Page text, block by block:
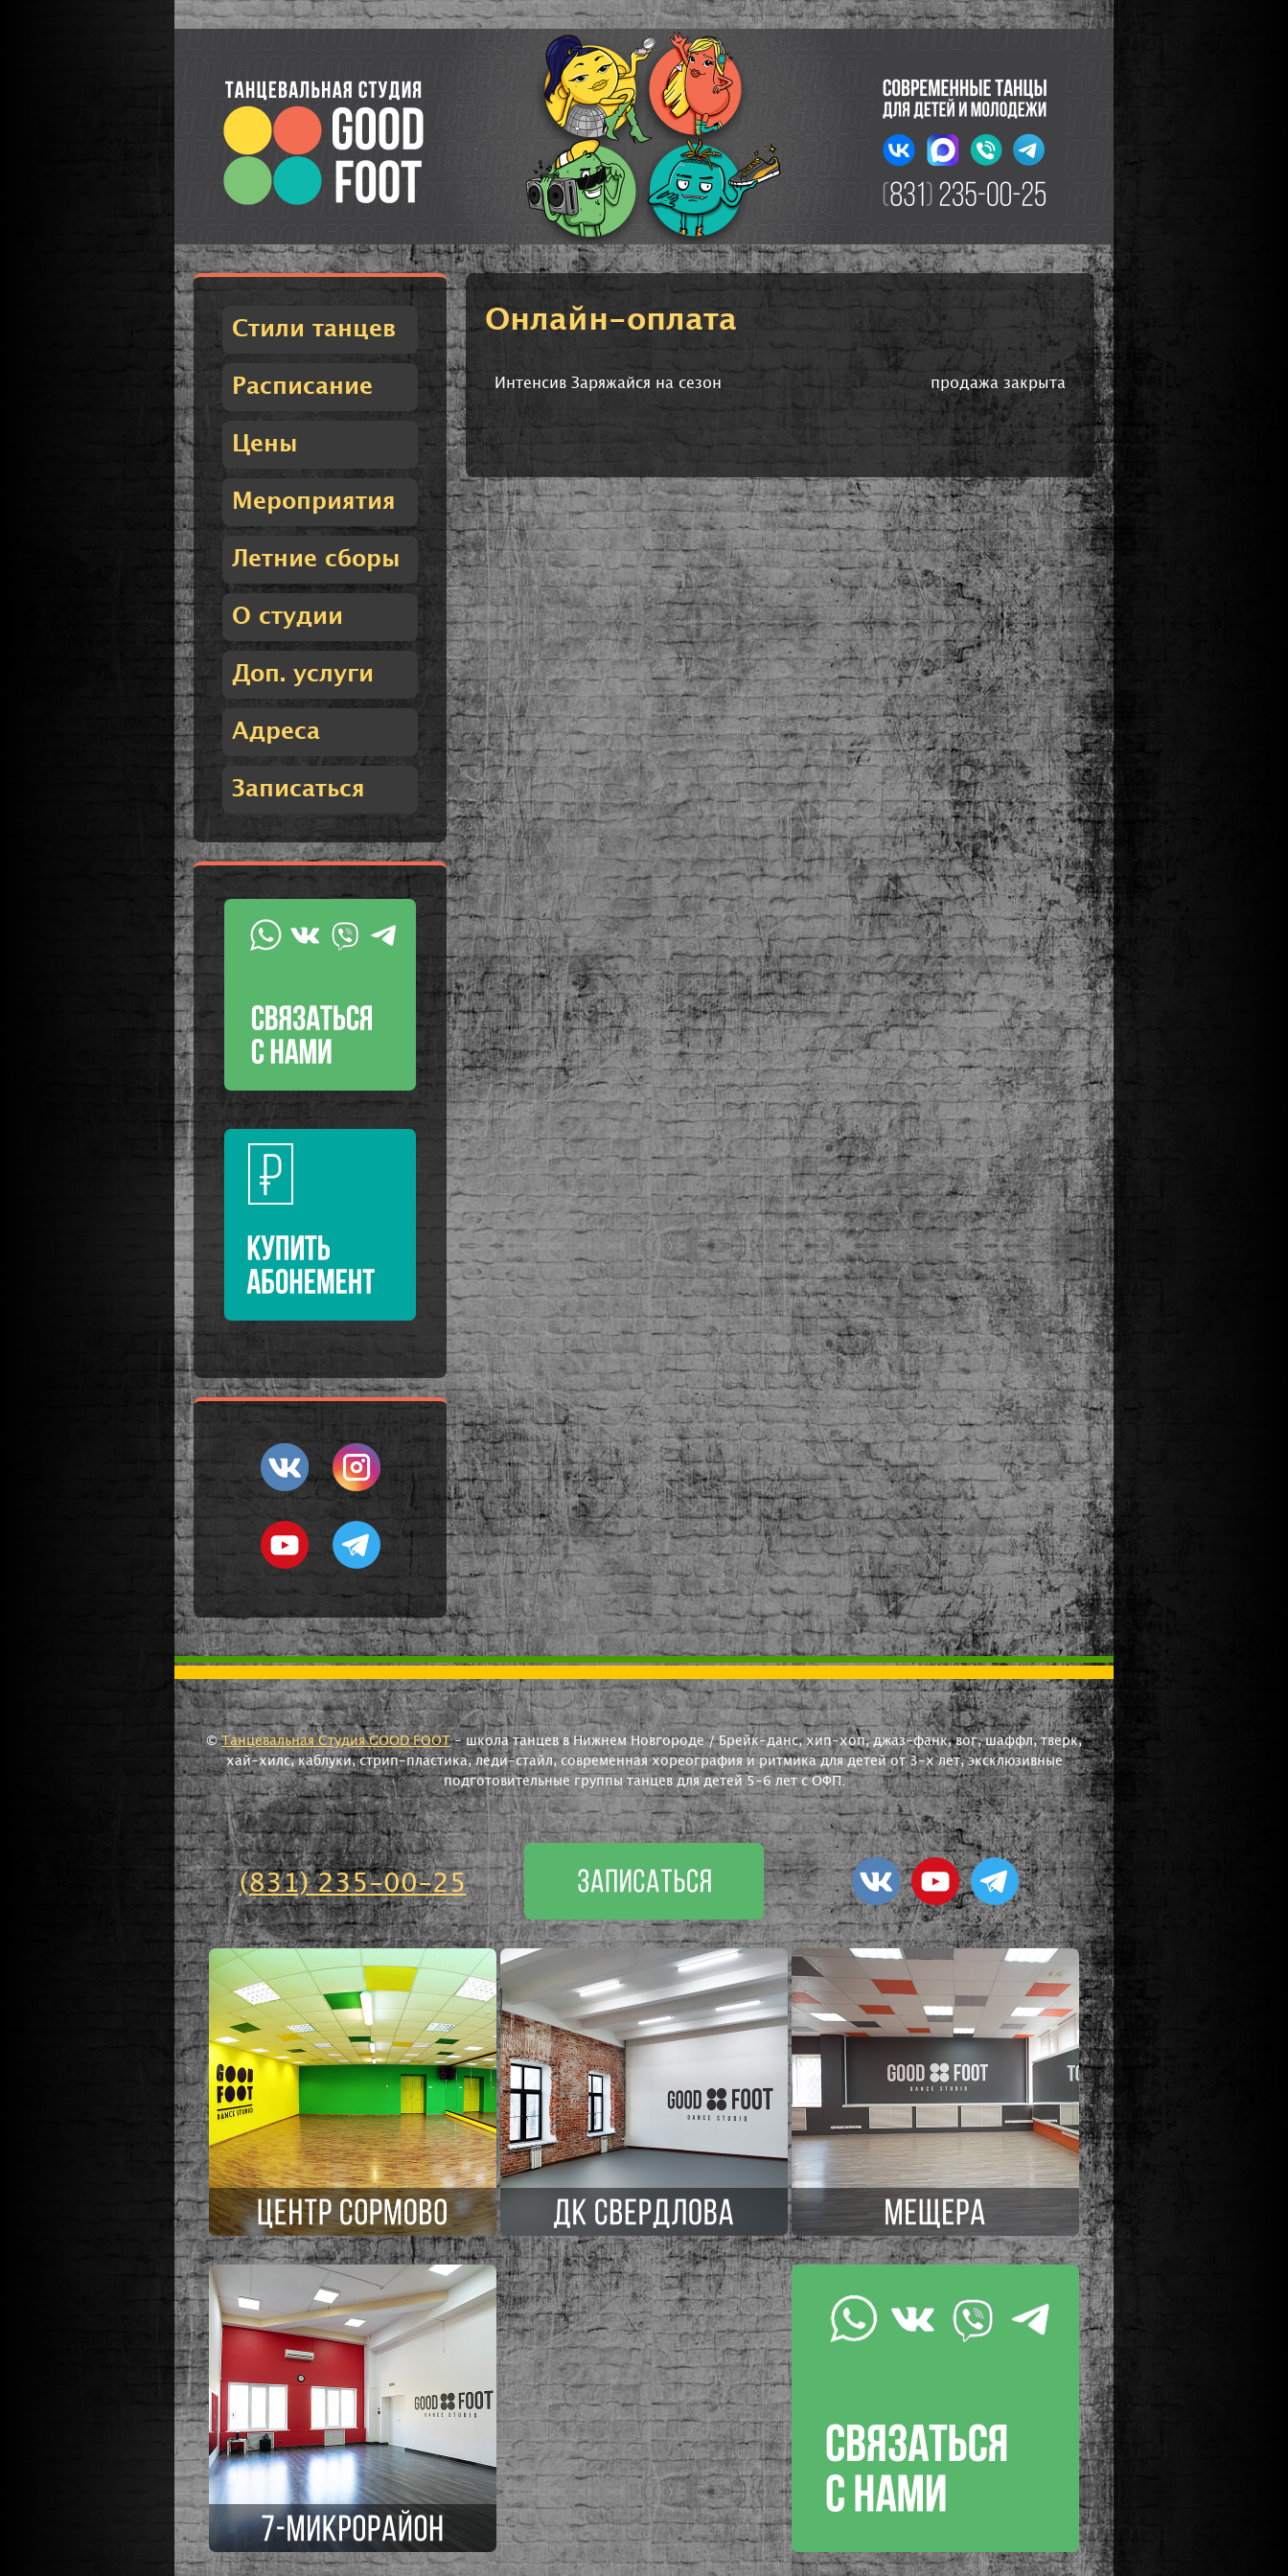
Стили танцев
Расписание
Цены
Мероприятия
Летние сборы
О студии
Доп. услуги
Адреса
Записаться
Онлайн-оплата
Интенсив Заряжайся на сезон продажа закрыта
©Танцевальная Студия GOOD FOOT- школа танцев в Нижнем Новгороде / Брейк-данс, хип-хоп, джаз-фанк, вог, шаффл, тверк,
хай-хилс, каблуки, стрип-пластика, леди-стайл, современная хореография и ритмика для детей от 3-х лет, эксклюзивные
подготовительные группы танцев для детей 5-6 лет с ОФП.
(831) 235-00-25